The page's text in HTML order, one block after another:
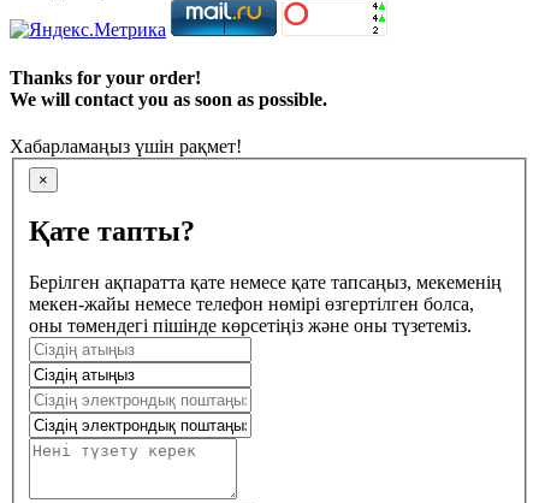
Thanks for your order!
We will contact you as soon as possible.
Хабарламаңыз үшін рақмет!
×
Қате тапты?
Берілген ақпаратта қате немесе қате тапсаңыз, мекеменің
мекен-жайы немесе телефон нөмірі өзгертілген болса,
оны төмендегі пішінде көрсетіңіз және оны түзетеміз.